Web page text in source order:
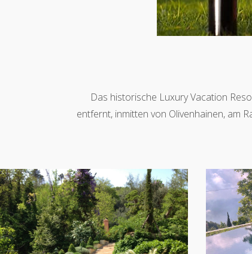
Das historische Luxury Vacation
entfernt, inmitten von Olivenhainen, am